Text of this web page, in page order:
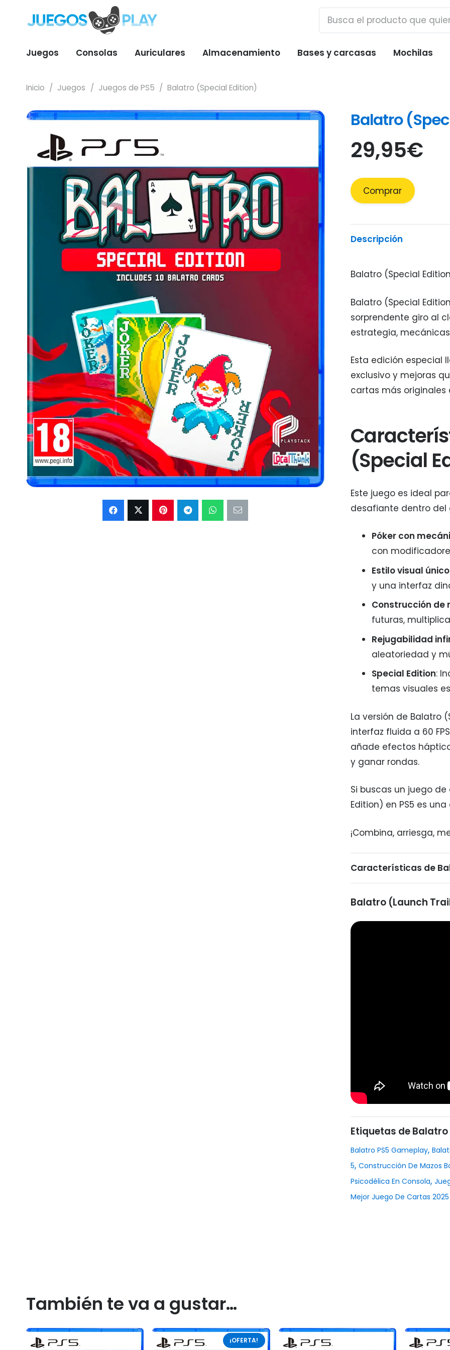
Juegos Consolas Auriculares Almacenamiento Bases y carcasas Mochilas
Inicio / Juegos / Juegos de PS5 / Balatro (Special Edition)
Balatro
29,95€
Comprar
Descripción
Balatro (Special
Balatro (Special
sorprendente giro al
estrategia,
Esta edición especial
exclusivo y mejoras
cartas más originales
(Special
Este juego es ideal
desafiante dentro del
Póker con
con
Estilo visual único
y una interfaz
Construcción de
futuras,
Rejugabilidad
aleatoriedad y
Special Edition:
temas visuales
La versión de Balatro
interfaz fluida a 60
añade efectos
y ganar rondas.
Si buscas un juego
Edition) en PS5 es
¡Combina, arriesga,
Características de
Balatro (Launch
Etiquetas de
Balatro PS5 Gameplay,
5, Construcción De Mazos
Psicodélica En Consola,
Mejor Juego De Cartas 2025
También te va a gustar…
¡OFERTA!